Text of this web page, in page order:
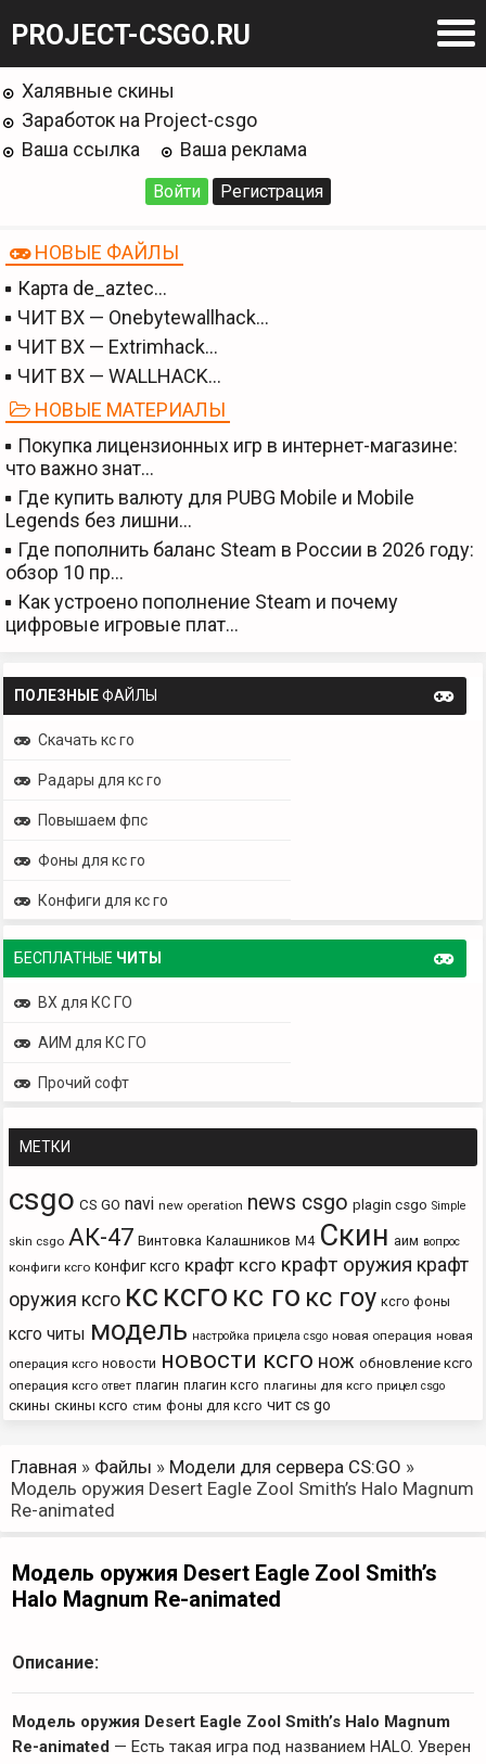
PROJECT-CSGO.RU
Халявные скины
Заработок на Project-csgo
Ваша ссылка
Ваша реклама
Войти Регистрация
НОВЫЕ ФАЙЛЫ
Карта de_aztec…
ЧИТ BX — Onebytewallhack…
ЧИТ BX — Extrimhack…
ЧИТ BX — WALLHACK…
НОВЫЕ МАТЕРИАЛЫ
Покупка лицензионных игр в интернет-магазине:
что важно знат…
Где купить валюту для PUBG Mobile и Mobile
Legends без лишни…
Где пополнить баланс Steam в России в 2026 году:
обзор 10 пр…
Как устроено пополнение Steam и почему
цифровые игровые плат…
ПОЛЕЗНЫЕФАЙЛЫ
Скачать кс го
Радары для кс го
Повышаем фпс
Фоны для кс го
Конфиги для кс го
БЕСПЛАТНЫЕ ЧИТЫ
ВХ для КС ГО
АИМ для КС ГО
Прочий софт
МЕТКИ
csgo CS GO navi new operation news csgo plagin csgo Simple
skin csgo АК-47 Винтовка Калашников М4 Скин аим вопрос
конфиги ксго конфиг ксго крафт ксго крафт оружия крафт
оружия ксго кс ксго кс го кс гоу ксго фоны
ксго читы модель настройка прицела csgo новая операция новая
операция ксго новости новости ксго нож обновление ксго
операция ксго ответ плагин плагин ксго плагины для ксго прицел csgo
скины скины ксго стим фоны для ксго чит cs go
Главная » Файлы » Модели для сервера CS:GO »
Модель оружия Desert Eagle Zool Smith’s Halo Magnum
Re-animated
Модель оружия Desert Eagle Zool Smith’s
Halo Magnum Re-animated
Описание:
Модель оружия Desert Eagle Zool Smith’s Halo Magnum
Re-animated — Есть такая игра под названием HALO. Уверен